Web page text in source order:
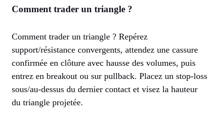
Comment trader un triangle ?
Comment trader un triangle ? Repérez
support/résistance convergents, attendez une cassure
confirmée en clôture avec hausse des volumes, puis
entrez en breakout ou sur pullback. Placez un stop-loss
sous/au-dessus du dernier contact et visez la hauteur
du triangle projetée.